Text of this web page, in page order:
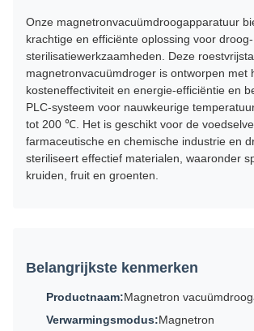
Onze magnetronvacuümdroogapparatuur
krachtige en efficiënte oplossing voor
sterilisatiewerkzaamheden. Deze
magnetronvacuümdroger is ontworpen met
kosteneffectiviteit en energie-efficiëntie en
PLC-systeem voor nauwkeurige
tot 200 ℃. Het is geschikt voor de
farmaceutische en chemische industrie en
steriliseert effectief materialen, waaronder
kruiden, fruit en groenten.
Belangrijkste kenmerken
Productnaam:Magnetron
Verwarmingsmodus:Magnetron